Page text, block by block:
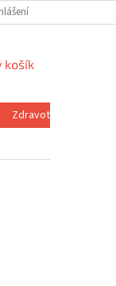
REKLAMAČNÍ ŘÁD
košík
Zdravotní potřeby